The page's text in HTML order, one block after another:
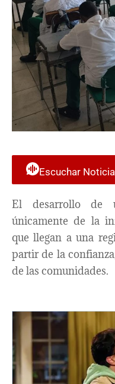
Escuchar Noticia
El desarrollo de
únicamente de la
que llegan a una
partir de la
de las comunidades.